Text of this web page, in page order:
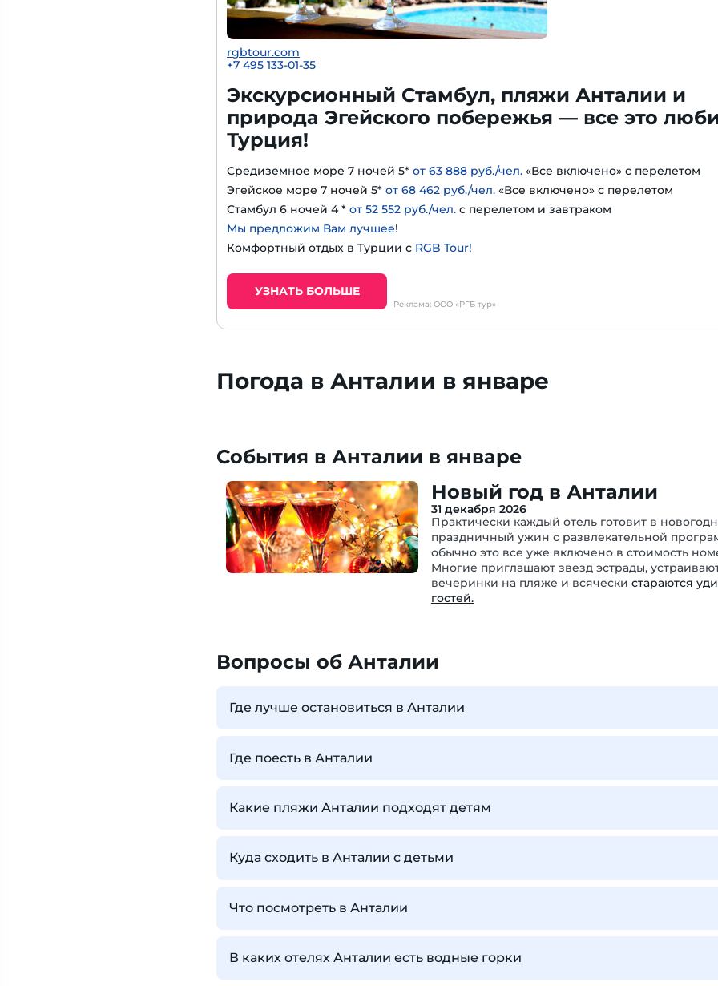
rgbtour.com
+7 495 133-01-35
Экскурсионный Стамбул, пляжи Анталии и
природа Эгейского побережья — все это
Турция!
Средиземное море 7 ночей 5* от 63 888 руб./чел. «Все включено» с перелетом
Эгейское море 7 ночей 5* от 68 462 руб./чел. «Все включено» с перелетом
Стамбул 6 ночей 4 * от 52 552 руб./чел. с перелетом и завтраком
Мы предложим Вам лучшее!
Комфортный отдых в Турции с RGB Tour!
УЗНАТЬ БОЛЬШЕ
Реклама: ООО «РГБ тур»
Погода в Анталии в январе
События в Анталии в январе
Новый год в Анталии
31 декабря 2026
Практически каждый отель готовит в
праздничный ужин с развлекательной
обычно это все уже включено в стоимость
Многие приглашают звезд эстрады,
вечеринки на пляже и всячески стараются
гостей.
Вопросы об Анталии
Где лучше остановиться в Анталии
Где поесть в Анталии
Какие пляжи Анталии подходят детям
Куда сходить в Анталии с детьми
Что посмотреть в Анталии
В каких отелях Анталии есть водные горки